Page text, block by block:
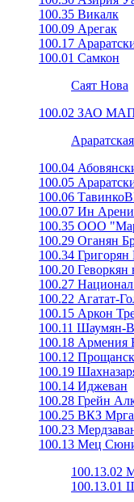
100.35 Викалк
100.09 Арегак
100.17
100.01 Самкон
Саят Нова
100.02 ЗАО
100.04
100.05
100.06
100.07 Ин Арени
100.35 ООО
100.29 Оганян
100.34 Григорян
100.20
100.27
100.22 Агатат-
100.15 Аркон
100.11 Шаумян-
100.18 Армения
100.12
100.19
100.14 Иджеван
100.28 Грейн
100.25 ВКЗ
100.23
100.13 Мец
100.13.02
100.13.01